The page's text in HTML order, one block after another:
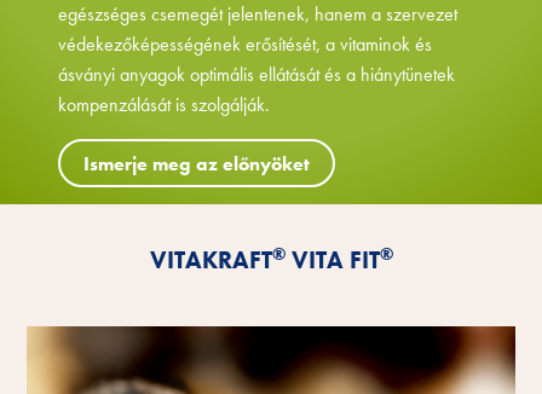
egészséges csemegét jelentenek, hanem a szervezet
védekezőképességének erősítését, a vitaminok és
ásványi anyagok optimális ellátását és a hiánytünetek
kompenzálását is szolgálják.
Ismerje meg az előnyöket
VITAKRAFT®VITA FIT®